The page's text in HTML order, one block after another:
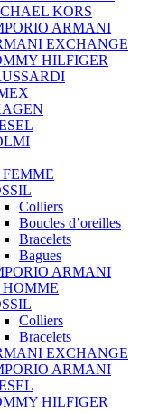
KORS
ARMANI
EXCHANGE
HILFIGER
Colliers
Boucles d’oreilles
Bracelets
Bagues
ARMANI
Colliers
Bracelets
EXCHANGE
ARMANI
HILFIGER